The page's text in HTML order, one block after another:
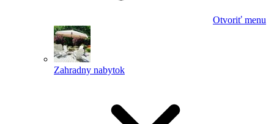
Otvoriť menu
Zahradny nabytok